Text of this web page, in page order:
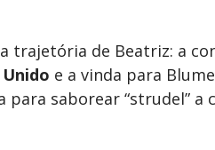
de Beatriz: a
e a vinda para
saborear “strudel” a